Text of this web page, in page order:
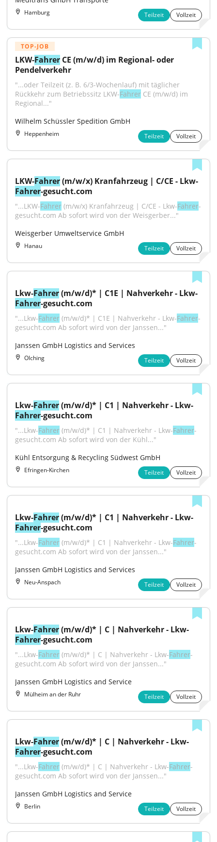
Hamburg Teilzeit Vollzeit
TOP-JOB
LKW-Fahrer CE (m/w/d) im Regional- oder
Pendelverkehr
"...oder Teilzeit (z. B. 6/3-Wochenlauf) mit täglicher
Rückkehr zum Betriebssitz LKW-Fahrer CE (m/w/d) im
Regional..."
Wilhelm Schüssler Spedition GmbH
Heppenheim Teilzeit Vollzeit
LKW-Fahrer (m/w/x) Kranfahrzeug | C/CE - Lkw-
Fahrer-gesucht.com
"...LKW-Fahrer (m/w/x) Kranfahrzeug | C/CE - Lkw-Fahrer-
gesucht.com Ab sofort wird von der Weisgerber..."
Weisgerber Umweltservice GmbH
Hanau Teilzeit Vollzeit
Lkw-Fahrer (m/w/d)* | C1E | Nahverkehr - Lkw-
Fahrer-gesucht.com
"...Lkw-Fahrer (m/w/d)* | C1E | Nahverkehr - Lkw-Fahrer-
gesucht.com Ab sofort wird von der Janssen..."
Janssen GmbH Logistics and Services
Olching Teilzeit Vollzeit
Lkw-Fahrer (m/w/d)* | C1 | Nahverkehr - Lkw-
Fahrer-gesucht.com
"...Lkw-Fahrer (m/w/d)* | C1 | Nahverkehr - Lkw-Fahrer-
gesucht.com Ab sofort wird von der Kühl..."
Kühl Entsorgung & Recycling Südwest GmbH
Efringen-Kirchen Teilzeit Vollzeit
Lkw-Fahrer (m/w/d)* | C1 | Nahverkehr - Lkw-
Fahrer-gesucht.com
"...Lkw-Fahrer (m/w/d)* | C1 | Nahverkehr - Lkw-Fahrer-
gesucht.com Ab sofort wird von der Janssen..."
Janssen GmbH Logistics and Services
Neu-Anspach Teilzeit Vollzeit
Lkw-Fahrer (m/w/d)* | C | Nahverkehr - Lkw-
Fahrer-gesucht.com
"...Lkw-Fahrer (m/w/d)* | C | Nahverkehr - Lkw-Fahrer-
gesucht.com Ab sofort wird von der Janssen..."
Janssen GmbH Logistics and Service
Mülheim an der Ruhr Teilzeit Vollzeit
Lkw-Fahrer (m/w/d)* | C | Nahverkehr - Lkw-
Fahrer-gesucht.com
"...Lkw-Fahrer (m/w/d)* | C | Nahverkehr - Lkw-Fahrer-
gesucht.com Ab sofort wird von der Janssen..."
Janssen GmbH Logistics and Service
Berlin Teilzeit Vollzeit